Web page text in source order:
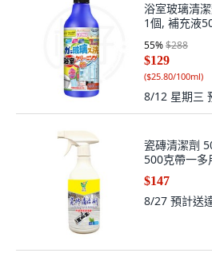
浴室玻璃清
1個, 補充液
55%$288
$129
($25.80/100ml)
8/12 星期三
瓷磚清潔劑
500克帶一多
$147
8/27 預計送